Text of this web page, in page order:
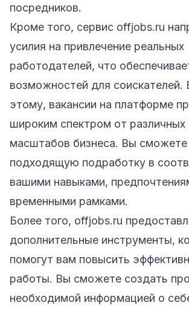
посредников.
Кроме того, сервис offjobs.ru
усилия на привлечение реальных
работодателей, что
возможностей для соискателей.
этому, вакансии на платформе
широким спектром от различных
масштабов бизнеса. Вы
подходящую подработку в
вашими навыками,
временными рамками.
Более того, offjobs.ru
дополнительные инструменты,
помогут вам повысить
работы. Вы сможете создать
необходимой информацией о